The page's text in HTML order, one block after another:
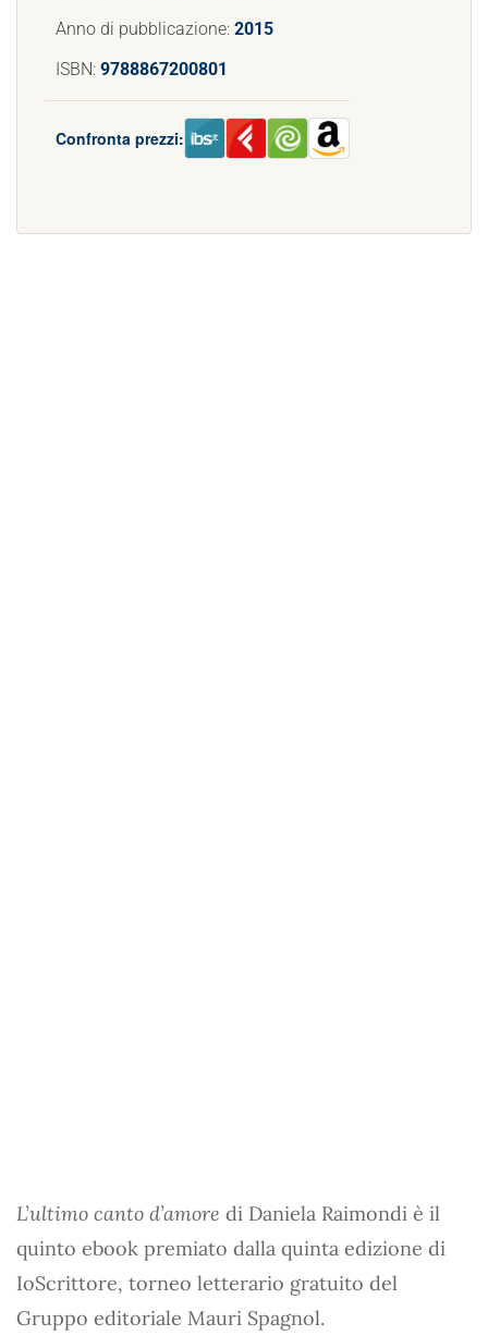
Anno di pubblicazione: 2015
ISBN: 9788867200801
Confronta prezzi:
L’ultimo canto d’amore di Daniela Raimondi è il
quinto ebook premiato dalla quinta edizione di
IoScrittore, torneo letterario gratuito del
Gruppo editoriale Mauri Spagnol.